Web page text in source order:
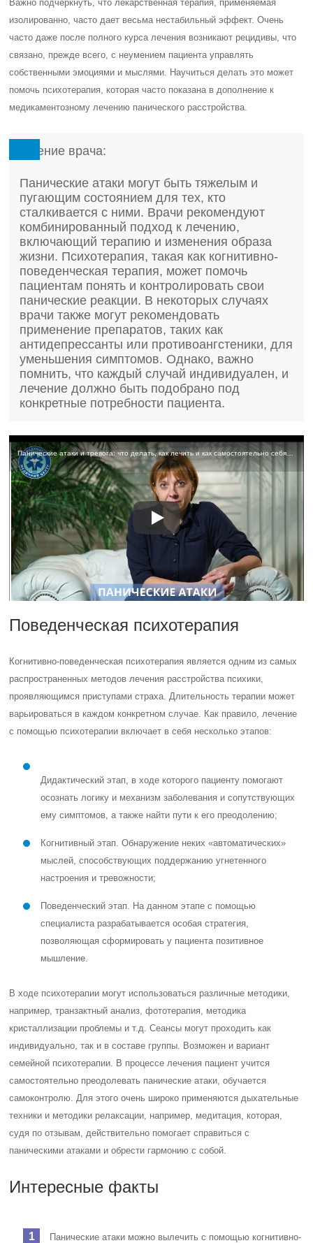
Важно подчеркнуть, что лекарственная терапия, применяемая
изолированно, часто дает весьма нестабильный эффект. Очень
часто даже после полного курса лечения возникают рецидивы, что
связано, прежде всего, с неумением пациента управлять
собственными эмоциями и мыслями. Научиться делать это может
помочь психотерапия, которая часто показана в дополнение к
медикаментозному лечению панического расстройства.
Мнение врача:
Панические атаки могут быть тяжелым и
пугающим состоянием для тех, кто
сталкивается с ними. Врачи рекомендуют
комбинированный подход к лечению,
включающий терапию и изменения образа
жизни. Психотерапия, такая как когнитивно-
поведенческая терапия, может помочь
пациентам понять и контролировать свои
панические реакции. В некоторых случаях
врачи также могут рекомендовать
применение препаратов, таких как
антидепрессанты или противоангстеники, для
уменьшения симптомов. Однако, важно
помнить, что каждый случай индивидуален, и
лечение должно быть подобрано под
конкретные потребности пациента.
Поведенческая психотерапия
Когнитивно-поведенческая психотерапия является одним из самых
распространенных методов лечения расстройства психики,
проявляющимся приступами страха. Длительность терапии может
варьироваться в каждом конкретном случае. Как правило, лечение
с помощью психотерапии включает в себя несколько этапов:
Дидактический этап, в ходе которого пациенту помогают
осознать логику и механизм заболевания и сопутствующих
ему симптомов, а также найти пути к его преодолению;
Когнитивный этап. Обнаружение неких «автоматических»
мыслей, способствующих поддержанию угнетенного
настроения и тревожности;
Поведенческий этап. На данном этапе с помощью
специалиста разрабатывается особая стратегия,
позволяющая сформировать у пациента позитивное
мышление.
В ходе психотерапии могут использоваться различные методики,
например, транзактный анализ, фототерапия, методика
кристаллизации проблемы и т.д. Сеансы могут проходить как
индивидуально, так и в составе группы. Возможен и вариант
семейной психотерапии. В процессе лечения пациент учится
самостоятельно преодолевать панические атаки, обучается
самоконтролю. Для этого очень широко применяются дыхательные
техники и методики релаксации, например, медитация, которая,
судя по отзывам, действительно помогает справиться с
паническими атаками и обрести гармонию с собой.
Интересные факты
Панические атаки можно вылечить с помощью когнитивно-